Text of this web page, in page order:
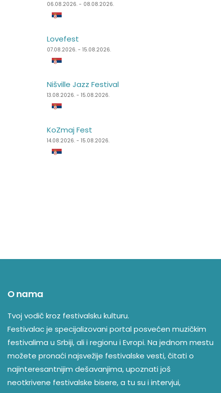
06.08.2026. - 08.08.2026.
Lovefest
07.08.2026. - 15.08.2026.
Nišville Jazz Festival
13.08.2026. - 15.08.2026.
KoZmaj Fest
14.08.2026. - 15.08.2026.
06.08.2026. - 08.08.2026.
Untold Festival
06.08.2026. - 09.08.2026.
Lake Fest
07.08.2026. - 09.08.2026.
Summer Well
07.08.2026. - 09.08.2026.
O nama
Tvoj vodič kroz festivalsku kulturu.
Festivalac je specijalizovani portal posvećen muzičkim
festivalima u Srbiji, ali i regionu i Evropi. Na jednom mestu
možete pronaći najsvežije festivalske vesti, čitati o
najinteresantnijim dešavanjima, upoznati još
neotkrivene festivalske bisere, a tu su i intervjui,